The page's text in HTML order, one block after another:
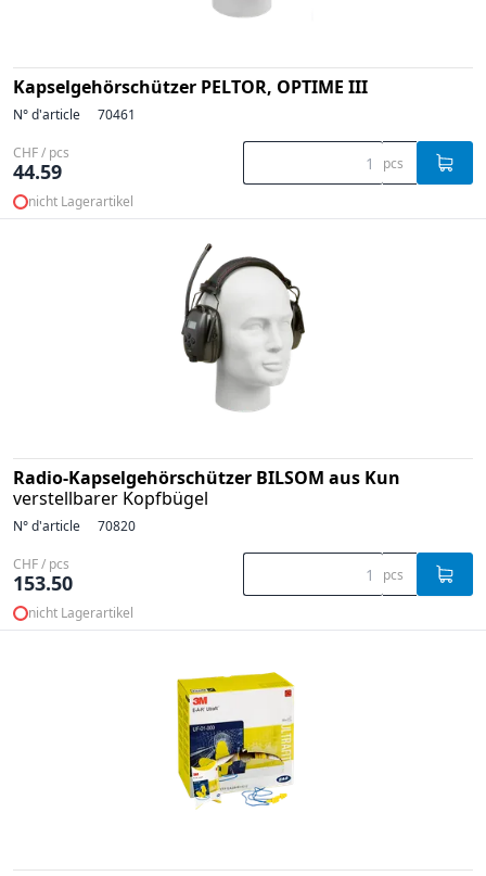
Kapselgehörschützer PELTOR, OPTIME III
N° d'article 70461
CHF / pcs
44.59 pcs
nicht Lagerartikel
Radio-Kapselgehörschützer BILSOM aus Kun
verstellbarer Kopfbügel
N° d'article 70820
CHF / pcs
153.50 pcs
nicht Lagerartikel